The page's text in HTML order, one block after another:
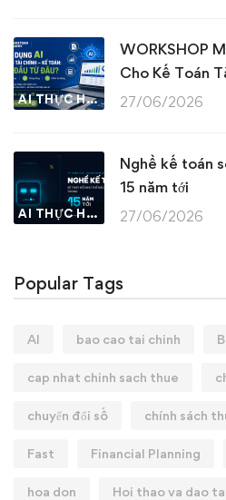
AI THỰC HÀNH
WORKSHOP
Cho Kế Toán
27/06/2026
AI THỰC HÀNH
Nghề kế toán
15 năm tới
27/06/2026
Popular Tags
AI bao cao tai chinh
cap nhat chinh sach thue
chuyển đổi số chính sách
Fast Financial Planning
hoa don Hoi thao va dao